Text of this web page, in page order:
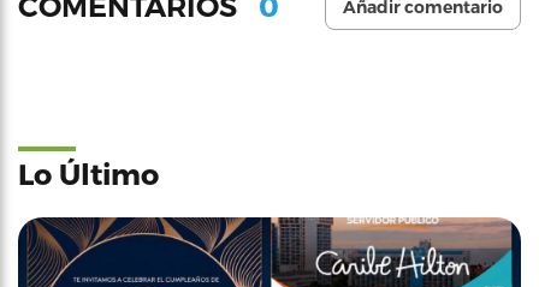
Añadir comentario
Lo Último